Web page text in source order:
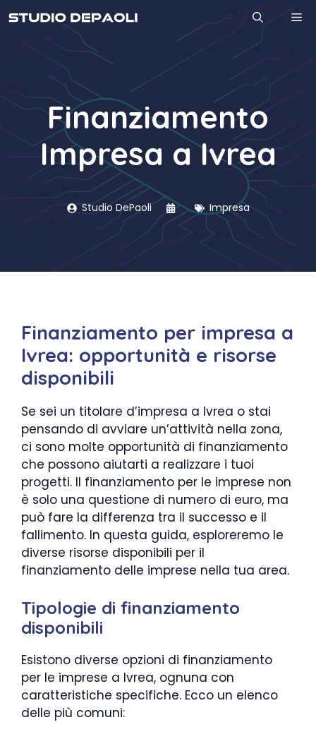
al
contenuto
Finanziamento
Impresa a Ivrea
Studio DePaoli Impresa
Finanziamento per impresa a
Ivrea: opportunità e risorse
disponibili
Se sei un titolare d’impresa a Ivrea o stai
pensando di avviare un’attività nella zona,
ci sono molte opportunità di finanziamento
che possono aiutarti a realizzare i tuoi
progetti. Il finanziamento per le imprese non
è solo una questione di numero di euro, ma
può fare la differenza tra il successo e il
fallimento. In questa guida, esploreremo le
diverse risorse disponibili per il
finanziamento delle imprese nella tua area.
Tipologie di finanziamento
disponibili
Esistono diverse opzioni di finanziamento
per le imprese a Ivrea, ognuna con
caratteristiche specifiche. Ecco un elenco
delle più comuni: